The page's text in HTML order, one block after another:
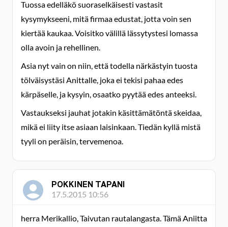
Tuossa edelläkö suoraselkäisesti vastasit
kysymykseeni, mitä firmaa edustat, jotta voin sen
kiertää kaukaa. Voisitko välillä lässytystesi lomassa
olla avoin ja rehellinen.
Asia nyt vain on niin, että todella närkästyin tuosta
tölväisystäsi Anittalle, joka ei tekisi pahaa edes
kärpäselle, ja kysyin, osaatko pyytää edes anteeksi.
Vastaukseksi jauhat jotakin käsittämätöntä skeidaa,
mikä ei liity itse asiaan laisinkaan. Tiedän kyllä mistä
tyyli on peräisin, tervemenoa.
POKKINEN TAPANI
17.5.2015 10:56
herra Merikallio, Taivutan rautalangasta. Tämä Aniitta